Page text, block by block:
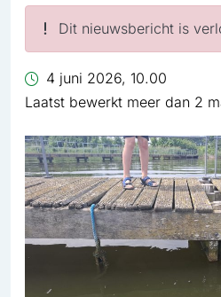
Dit nieuwsbericht is
4 juni 2026, 10.00
Laatst bewerkt meer dan 2